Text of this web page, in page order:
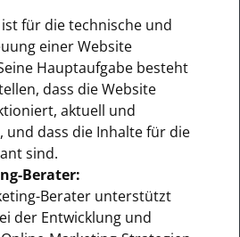
für die technische und
einer Website
Hauptaufgabe besteht
dass die Website
aktuell und
und dass die Inhalte für die
sind.
Berater:
Berater unterstützt
der Entwicklung und